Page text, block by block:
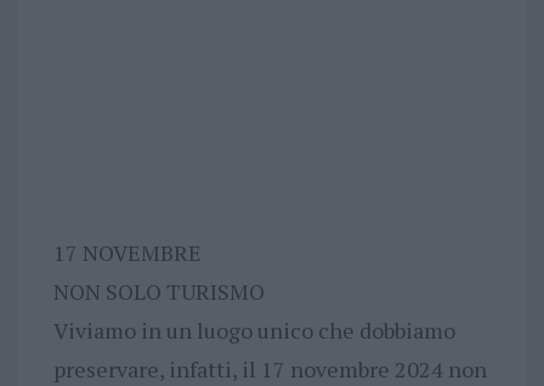
17 NOVEMBRE
NON SOLO TURISMO
Viviamo in un luogo unico che dobbiamo
preservare, infatti, il 17 novembre 2024 non